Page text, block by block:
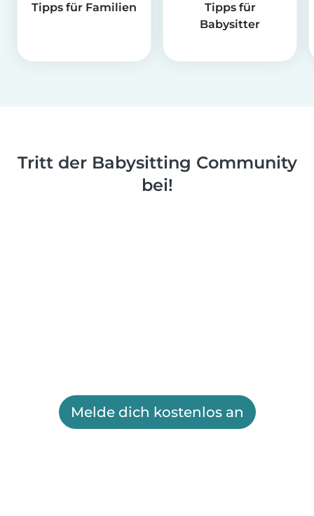
Tipps für Familien
Tipps für
Babysitter
Tritt der Babysitting Community
bei!
Melde dich kostenlos an